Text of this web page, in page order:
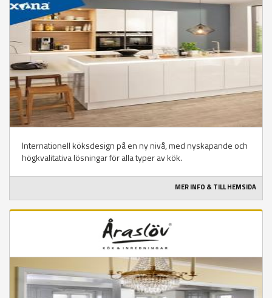
Internationell köksdesign på en ny nivå, med nyskapande och
högkvalitativa lösningar för alla typer av kök.
MER INFO & TILL HEMSIDA